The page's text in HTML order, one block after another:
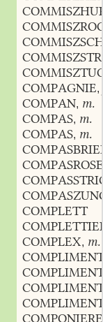
COMPAGNIE,
COMPAN, m.
COMPAS, m.
COMPAS, m.
COMPASROSE
COMPLETT
COMPLEX, m.
COMPLIMENT